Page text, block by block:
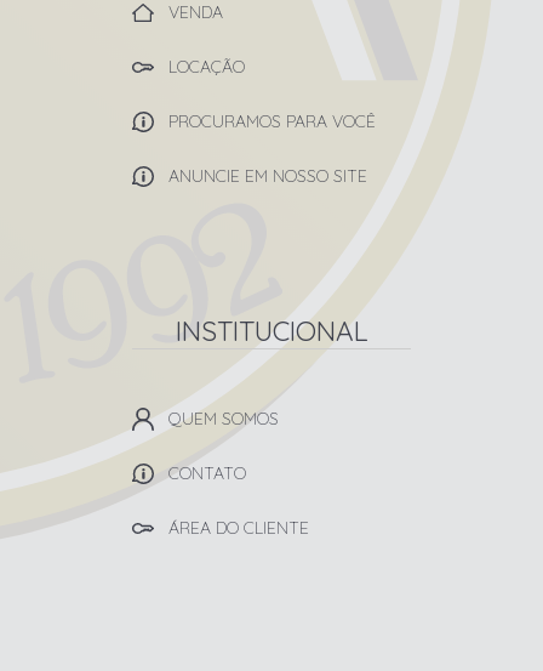
VENDA
LOCAÇÃO
PROCURAMOS PARA VOCÊ
ANUNCIE EM NOSSO SITE
INSTITUCIONAL
QUEM SOMOS
CONTATO
ÁREA DO CLIENTE